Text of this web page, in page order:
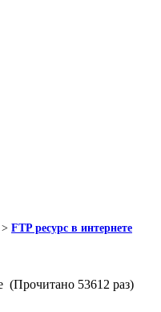
> FTP ресурс в интернете
(Прочитано 53612 раз)